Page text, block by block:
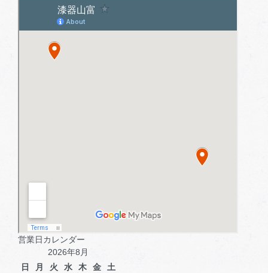
営業日カレンダー
2026年8月
日
月 火 水 木 金
土